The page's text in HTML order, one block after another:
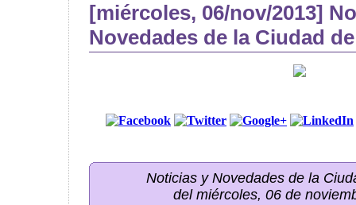
[miércoles, 06/nov/2013]
Novedades de la Ciudad
Noticias y Novedades de la
del miércoles, 06 de